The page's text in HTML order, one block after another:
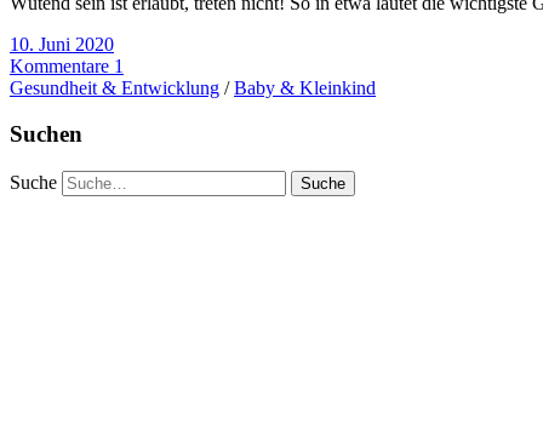
10. Juni 2020
Kommentare 1
Gesundheit & Entwicklung /Baby & Kleinkind
Suchen
Suche